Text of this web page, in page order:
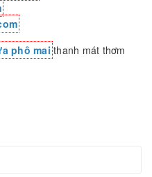
phô maithanh mát thơm